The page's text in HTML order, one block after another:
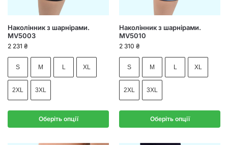
Наколінник з шарнірами.
MV5003
2 231 ₴
S M L XL
2XL 3XL
Оберіть опції
Наколінник з шарнірами.
MV5010
2 310 ₴
S M L XL
2XL 3XL
Оберіть опції